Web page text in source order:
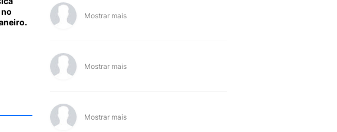
Mostrar mais
Mostrar mais
Mostrar mais